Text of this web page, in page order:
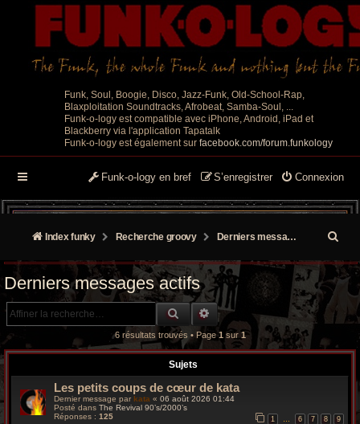
Funk, Soul, Boogie, Disco, Jazz-Funk, Old-School-Rap,
Blaxploitation Soundtracks, Afrobeat, Samba-Soul, ...
Funk-o-logy est compatible avec iPhone, Android, iPad et
Blackberry via l'application Tapatalk
Funk-o-logy est également sur facebook.com/forum.funkology
Connexion
S’enregistrer
Funk-o-logy en bref
Index funky Recherche groovy Derniers messages actifs
e
h
Derniers messages actifs
RECHERCHE GROOVY
RECHERCHE AVANCÉE
6 résultats trouvés • Page 1 sur 1
Sujets
Les petits coups de cœur de kata
Dernier message par kata « 06 août 2026 01:44
Posté dans The Revival 90’s/2000’s
Réponses : 125 1 6 7 8 9